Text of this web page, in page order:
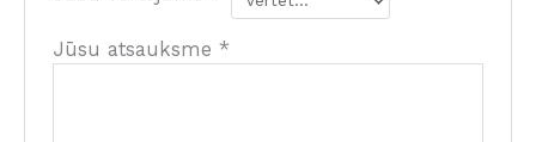
Jūsu atsauksme *